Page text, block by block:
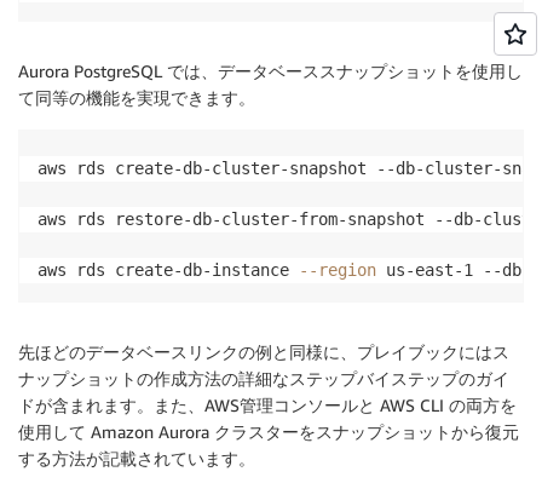
Aurora PostgreSQL では、データベーススナップショットを使用し
て同等の機能を実現できます。
aws rds create-db-cluster-snapshot --db-cluster-
aws rds restore-db-cluster-from-snapshot --db-
aws rds create-db-instance --region us-east-1 --db-
先ほどのデータベースリンクの例と同様に、プレイブックにはス
ナップショットの作成方法の詳細なステップバイステップのガイ
ドが含まれます。また、AWS管理コンソールと AWS CLI の両方を
使用して Amazon Aurora クラスターをスナップショットから復元
する方法が記載されています。